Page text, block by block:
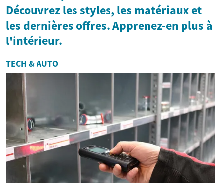
Découvrez les styles, les matériaux et
les dernières offres. Apprenez-en plus à
l'intérieur.
TECH & AUTO